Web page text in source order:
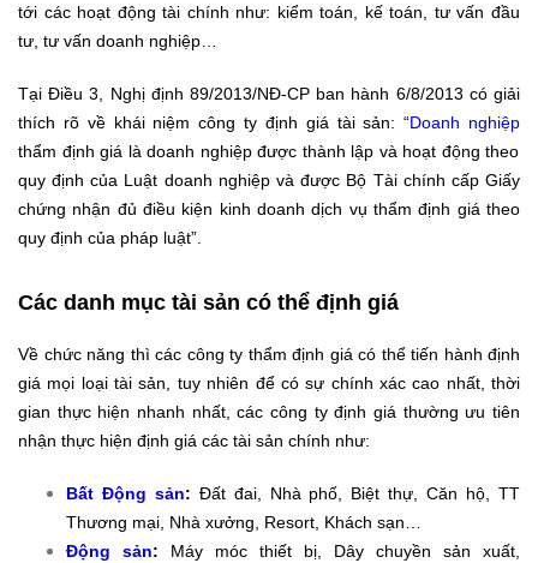
tới các hoạt động tài chính như: kiểm toán, kế toán, tư vấn đầu
tư, tư vấn doanh nghiệp…
Tại Điều 3, Nghị định 89/2013/NĐ-CP ban hành 6/8/2013 có giải
thích rõ về khái niệm công ty định giá tài sản: “Doanh nghiệp
thẩm định giá là doanh nghiệp được thành lập và hoạt động theo
quy định của Luật doanh nghiệp và được Bộ Tài chính cấp Giấy
chứng nhận đủ điều kiện kinh doanh dịch vụ thẩm định giá theo
quy định của pháp luật”.
Các danh mục tài sản có thể định giá
Về chức năng thì các công ty thẩm định giá có thể tiến hành định
giá mọi loại tài sản, tuy nhiên để có sự chính xác cao nhất, thời
gian thực hiện nhanh nhất, các công ty định giá thường ưu tiên
nhận thực hiện định giá các tài sản chính như:
Bất Động sản: Đất đai, Nhà phố, Biệt thự, Căn hộ, TT
Thương mại, Nhà xưởng, Resort, Khách sạn…
Động sản: Máy móc thiết bị, Dây chuyền sản xuất,